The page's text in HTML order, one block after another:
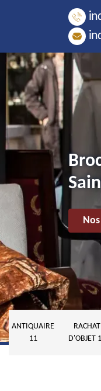
ANTIQUAIRE
11
RACHAT
D'OBJET